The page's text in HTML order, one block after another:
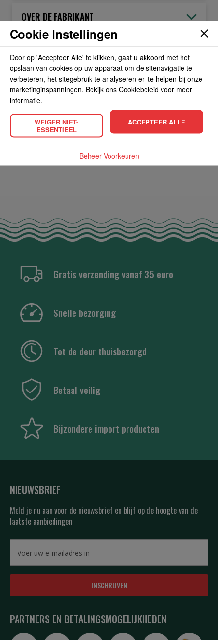
OVER DE FABRIKANT
ALLERGIEËN
OVERIGE INFORMATIE
POPULAIRE PRODUCTEN
Gratis verzending vanaf 35 euro
Snelle bezorging
Tot de deur thuisbezorgd
Betaal veilig
Bijzondere import producten
NIEUWSBRIEF
Meld je nu aan voor de nieuwsbrief en blijf op de hoogte van de
laatste aanbiedingen!
INSCHRIJVEN
PARTNERS EN BETALINGSMOGELIJKHEDEN
Cookie Instellingen
Door op 'Accepteer Alle' te klikken, gaat u akkoord met het
opslaan van cookies op uw apparaat om de sitenavigatie te
verbeteren, het sitegebruik te analyseren en te helpen bij onze
marketinginspanningen. Bekijk ons Cookiebeleid voor meer
informatie.
WEIGER NIET-
ESSENTIEEL
ACCEPTEER ALLE
Beheer Voorkeuren